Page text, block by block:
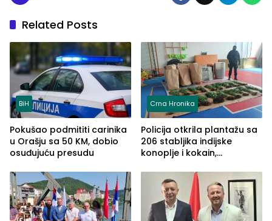
Related Posts
BiH
Pokušao podmititi carinika
u Orašju sa 50 KM, dobio
osuđujuću presudu
Crna Hronika
Policija otkrila plantažu sa
206 stabljika indijske
konoplje i kokain,
(FOTO)